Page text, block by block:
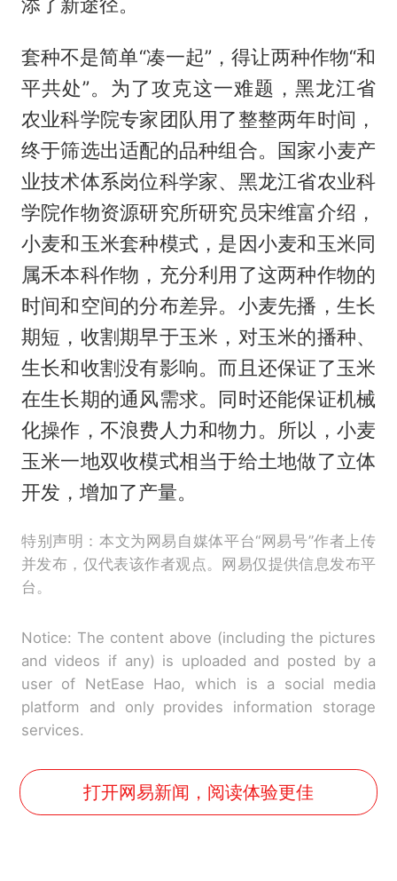
套种不是简单“凑一起”，得让两种作物“和
平共处”。为了攻克这一难题，黑龙江省
农业科学院专家团队用了整整两年时间，
终于筛选出适配的品种组合。国家小麦产
业技术体系岗位科学家、黑龙江省农业科
学院作物资源研究所研究员宋维富介绍，
小麦和玉米套种模式，是因小麦和玉米同
属禾本科作物，充分利用了这两种作物的
时间和空间的分布差异。小麦先播，生长
期短，收割期早于玉米，对玉米的播种、
生长和收割没有影响。而且还保证了玉米
在生长期的通风需求。同时还能保证机械
化操作，不浪费人力和物力。所以，小麦
玉米一地双收模式相当于给土地做了立体
开发，增加了产量。
特别声明：本文为网易自媒体平台“网易号”作者上传
并发布，仅代表该作者观点。网易仅提供信息发布平
台。
Notice: The content above (including the pictures
and videos if any) is uploaded and posted by a
user of NetEase Hao, which is a social media
platform and only provides information storage
services.
打开网易新闻，阅读体验更佳